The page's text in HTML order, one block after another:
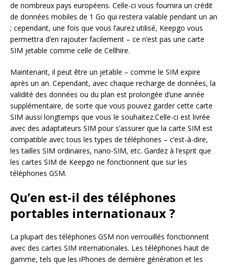
de nombreux pays européens. Celle-ci vous fournira un crédit
de données mobiles de 1 Go qui restera valable pendant un an
; cependant, une fois que vous l’aurez utilisé, Keepgo vous
permettra d’en rajouter facilement – ce n’est pas une carte
SIM jetable comme celle de Cellhire.
Maintenant, il peut être un jetable – comme le SIM expire
après un an. Cependant, avec chaque recharge de données, la
validité des données ou du plan est prolongée d’une année
supplémentaire, de sorte que vous pouvez garder cette carte
SIM aussi longtemps que vous le souhaitez.Celle-ci est livrée
avec des adaptateurs SIM pour s’assurer que la carte SIM est
compatible avec tous les types de téléphones – c’est-à-dire,
les tailles SIM ordinaires, nano-SIM, etc. Gardez à l’esprit que
les cartes SIM de Keepgo ne fonctionnent que sur les
téléphones GSM.
Qu’en est-il des téléphones
portables internationaux ?
La plupart des téléphones GSM non verrouillés fonctionnent
avec des cartes SIM internationales. Les téléphones haut de
gamme, tels que les iPhones de dernière génération et les